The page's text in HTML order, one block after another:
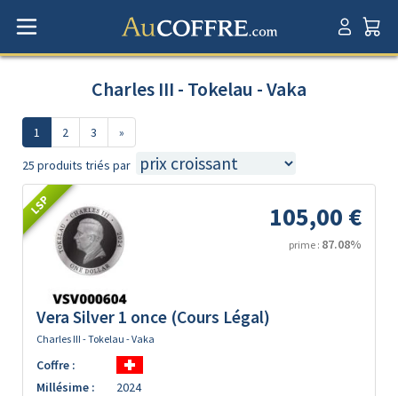
Charles III - Tokelau - Vaka
1 2 3 »
25 produits triés par
LSP 105,00 €
prime : 87.08%
Vera Silver 1 once (Cours Légal)
Charles III - Tokelau - Vaka
Coffre :
Millésime :
2024